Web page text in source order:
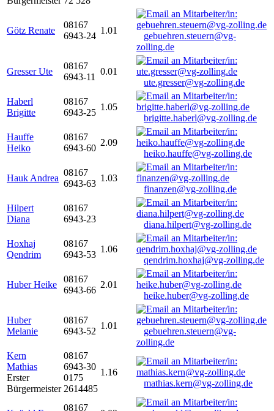
Götz Renate
08167
6943-24
1.01
gebuehren.steuern@vg-
zolling.de
Gresser Ute
08167
6943-11
0.01
ute.gresser@vg-zolling.de
Haberl
Brigitte
08167
6943-25
1.05
brigitte.haberl@vg-zolling.de
Hauffe
Heiko
08167
6943-60
2.09
heiko.hauffe@vg-zolling.de
Hauk Andrea
08167
6943-63
1.03
finanzen@vg-zolling.de
Hilpert
Diana
08167
6943-23
diana.hilpert@vg-zolling.de
Hoxhaj
Qendrim
08167
6943-53
1.06
qendrim.hoxhaj@vg-zolling.de
Huber Heike
08167
6943-66
2.01
heike.huber@vg-zolling.de
Huber
Melanie
08167
6943-52
1.01
gebuehren.steuern@vg-
zolling.de
Kern
Mathias
Erster
Bürgermeister
08167
6943-30
0175
2614485
1.16
mathias.kern@vg-zolling.de
08167